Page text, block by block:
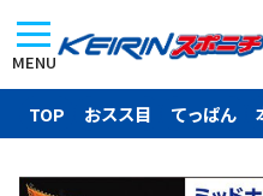
MENU
TOP おスス目 てっぱん